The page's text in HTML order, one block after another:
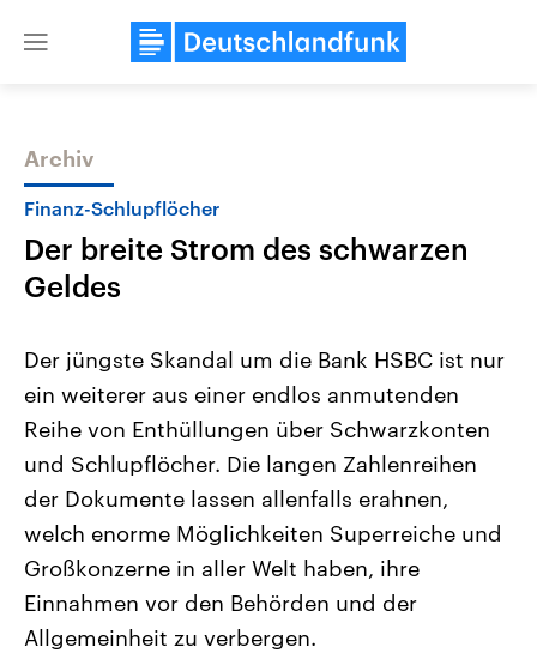
Close
Themen
Landtagswahl Sachsen-Anhalt
2026
Alle Informationen
Sachsen-Anhalt wählt am 6.
September 2026 einen neuen
Landtag. Seit 2021 wird das
Bundesland von einer Koalition aus
CDU, SPD und FDP regiert.-
Umfragen, Prognosen,
Wahlprogramme, aktuelle Berichte
und Hintergründe zu den Parteien
und Kandidaten der anstehenden
Wahl.
USA
Aktuelle Beiträge,
Hintergründe
Wirtschaftlich und
gehören die Vereinigten
den mächtigsten Ländern
mit großem Einfluss auf
aktuelle Weltgeschehen.
Sendungen Programm Podcasts
Archiv
Finanz-Schlupflöcher
Der breite Strom des schwarzen
Geldes
Der jüngste Skandal um die Bank HSBC ist nur
ein weiterer aus einer endlos anmutenden
Reihe von Enthüllungen über Schwarzkonten
und Schlupflöcher. Die langen Zahlenreihen
der Dokumente lassen allenfalls erahnen,
welch enorme Möglichkeiten Superreiche und
Großkonzerne in aller Welt haben, ihre
Einnahmen vor den Behörden und der
Allgemeinheit zu verbergen.